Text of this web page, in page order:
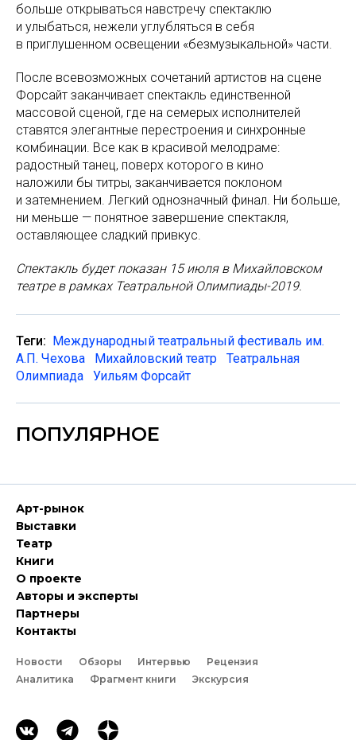
больше открываться навстречу спектаклю
и улыбаться, нежели углубляться в себя
в приглушенном освещении «безмузыкальной» части.
После всевозможных сочетаний артистов на сцене
Форсайт заканчивает спектакль единственной
массовой сценой, где на семерых исполнителей
ставятся элегантные перестроения и синхронные
комбинации. Все как в красивой мелодраме:
радостный танец, поверх которого в кино
наложили бы титры, заканчивается поклоном
и затемнением. Легкий однозначный финал. Ни больше,
ни меньше — понятное завершение спектакля,
оставляющее сладкий привкус.
Спектакль будет показан 15 июля в Михайловском
театре в рамках Театральной Олимпиады-2019.
Теги: Международный театральный фестиваль им.
А.П. Чехова
Михайловский театр
Театральная
Олимпиада
Уильям Форсайт
ПОПУЛЯРНОЕ
Арт-рынок
Выставки
Театр
Книги
О проекте
Авторы и эксперты
Партнеры
Контакты
Новости Обзоры Интервью
Рецензия
Аналитика
Фрагмент книги Экскурсия